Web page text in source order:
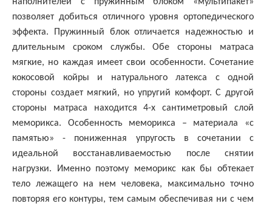
наполнителей с пружинным блоком «мультипакет»
позволяет добиться отличного уровня ортопедического
эффекта. Пружинный блок отличается надежностью и
длительным сроком службы. Обе стороны матраса
мягкие, но каждая имеет свои особенности. Сочетание
кокосовой койры и натурального латекса с одной
стороны создает мягкий, но упругий комфорт. С другой
стороны матраса находится 4-х сантиметровый слой
меморикса. Особенность меморикса – материала «с
памятью» - пониженная упругость в сочетании с
идеальной восстанавливаемостью после снятии
нагрузки. Именно поэтому меморикс как бы обтекает
тело лежащего на нем человека, максимально точно
повторяя его контуры, тем самым обеспечивая ни с чем